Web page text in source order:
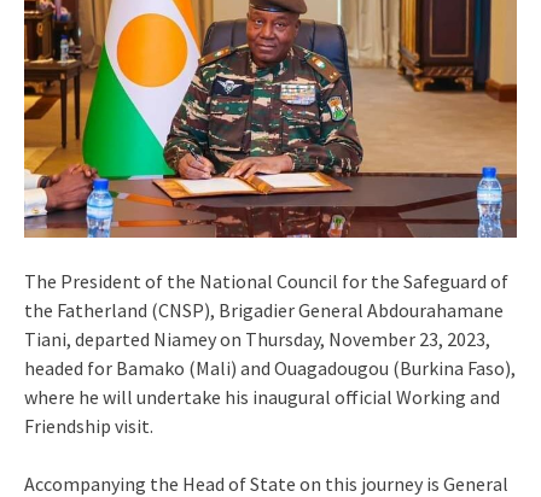
The President of the National Council for the Safeguard of
the Fatherland (CNSP), Brigadier General Abdourahamane
Tiani, departed Niamey on Thursday, November 23, 2023,
headed for Bamako (Mali) and Ouagadougou (Burkina Faso),
where he will undertake his inaugural official Working and
Friendship visit.
Accompanying the Head of State on this journey is General